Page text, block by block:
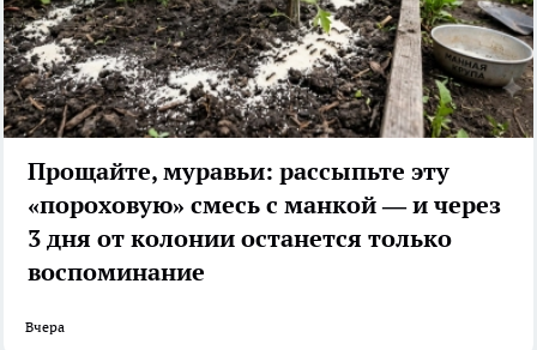
Прощайте, муравьи: рассыпьте эту
«пороховую» смесь с манкой — и через
3 дня от колонии останется только
воспоминание
Вчера